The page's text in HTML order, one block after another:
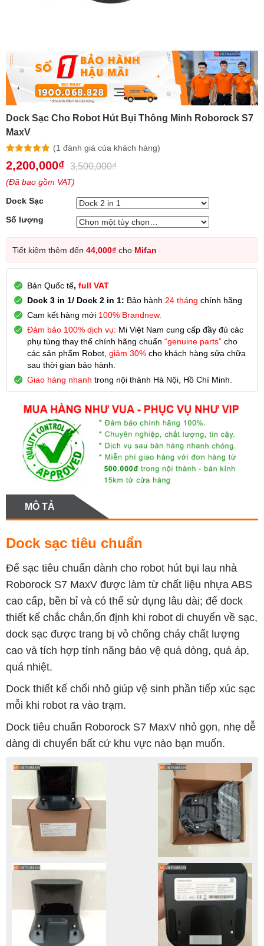
Dock Sạc Cho Robot Hút Bụi Thông Minh Roborock S7
MaxV
5.00trên 5
dựa trên
1
(1 đánh giá của khách hàng)
2,200,000₫ 3,500,000₫
(Đã bao gồm VAT)
Dock Sạc
Số lượng
Tiết kiệm thêm đến 44,000₫ cho Mifan
Bản Quốc tế, full VAT
Dock 3 in 1/ Dock 2 in 1: Bảo hành 24 tháng chính hãng
Cam kết hàng mới 100% Brandnew.
Đảm bảo 100% dịch vụ: Mi Việt Nam cung cấp đầy đủ các
phụ tùng thay thế chính hãng chuẩn “genuine parts” cho
các sản phẩm Robot, giảm 30% cho khách hàng sửa chữa
sau thời gian bảo hành.
Giao hàng nhanh trong nội thành Hà Nội, Hồ Chí Minh.
MÔ TẢ
Dock sạc tiêu chuẩn
Đế sạc tiêu chuẩn dành cho robot hút bụi lau nhà
Roborock S7 MaxV được làm từ chất liệu nhựa ABS
cao cấp, bền bỉ và có thể sử dụng lâu dài; đế dock
thiết kế chắc chắn,ổn định khi robot di chuyển về sạc,
dock sạc được trang bị vỏ chống cháy chất lượng
cao và tích hợp tính năng bảo vệ quá dòng, quá áp,
quá nhiệt.
Dock thiết kế chổi nhỏ giúp vệ sinh phần tiếp xúc sạc
mỗi khi robot ra vào trạm.
Dock tiêu chuẩn Roborock S7 MaxV nhỏ gọn, nhẹ dễ
dàng di chuyển bất cứ khu vực nào bạn muốn.